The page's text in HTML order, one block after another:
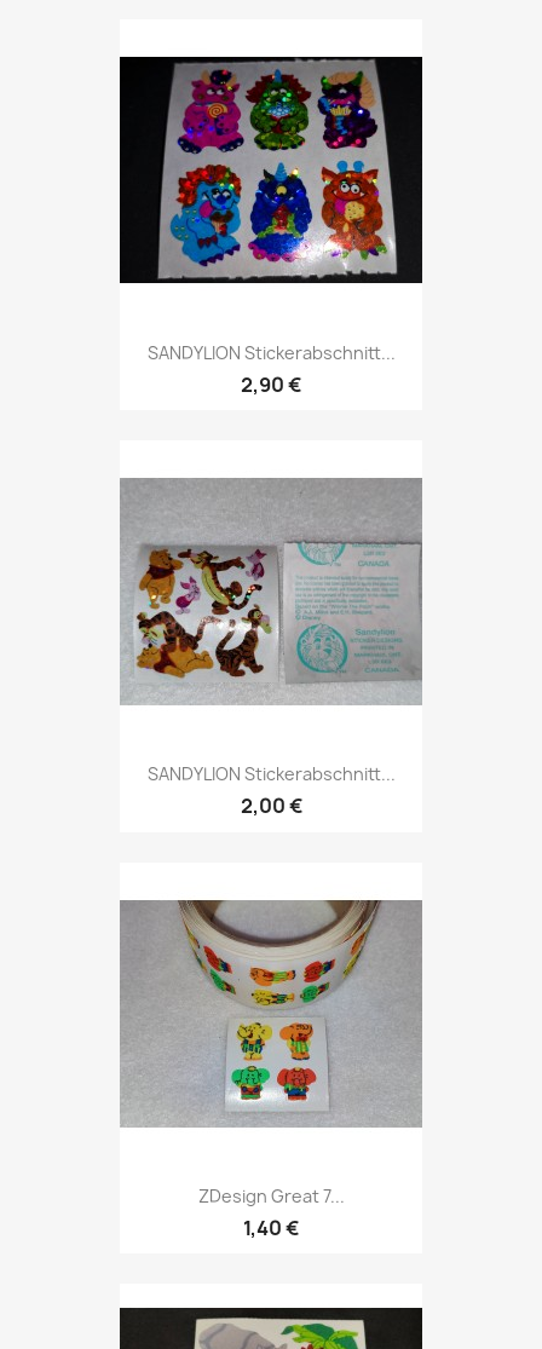
SANDYLION Stickerabschnitt...
2,90 €
SANDYLION Stickerabschnitt...
2,00 €
ZDesign Great 7...
1,40 €